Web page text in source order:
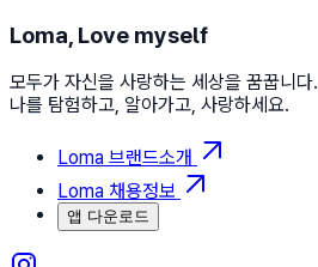
Loma, Love myself
모두가 자신을 사랑하는 세상을 꿈꿉니다.
나를 탐험하고, 알아가고, 사랑하세요.
Loma 브랜드소개
Loma 채용정보
앱 다운로드